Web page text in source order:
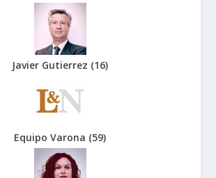
Javier Gutierrez (16)
Equipo Varona (59)